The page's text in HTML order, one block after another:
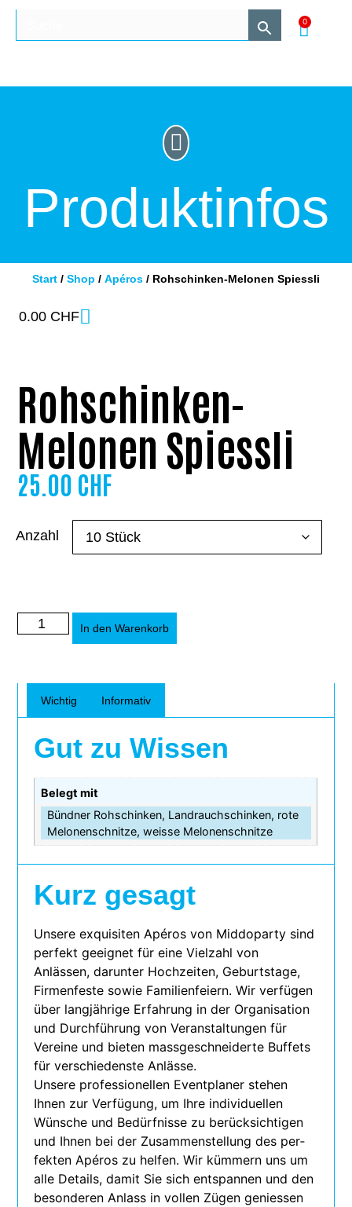
0
Produktinfos
Start / Shop / Apéros / Rohschinken-Melonen Spiessli
0.00 CHF
Rohschinken-
Melonen Spiessli
25.00 CHF
Anzahl
In den Warenkorb
Wichtig Informativ
Gut zu Wissen
Belegt mit
Bündner Rohschinken, Landrauchschinken, rote
Melonenschnitze, weisse Melonenschnitze
Kurz gesagt
Unsere exqui­si­ten Apéros von Middoparty sind
per­fekt geeig­net für eine Vielzahl von
Anlässen, dar­un­ter Hochzeiten, Geburtstage,
Firmenfeste sowie Familienfeiern. Wir ver­fü­gen
über lang­jäh­rige Erfahrung in der Organisation
und Durchführung von Veranstaltungen für
Vereine und bie­ten mass­ge­schnei­derte Buffets
für ver­schie­denste Anlässe.
Unsere pro­fes­sio­nel­len Eventplaner ste­hen
Ihnen zur Verfügung, um Ihre indi­vi­du­el­len
Wünsche und Bedürfnisse zu berück­sich­ti­gen
und Ihnen bei der Zusammenstellung des per­
fek­ten Apéros zu hel­fen. Wir küm­mern uns um
alle Details, damit Sie sich ent­span­nen und den
beson­de­ren Anlass in vol­len Zügen genies­sen